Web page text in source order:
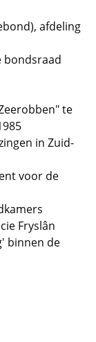
afdeling
bondsraad
te
in Zuid-
voor de
Fryslân
binnen de